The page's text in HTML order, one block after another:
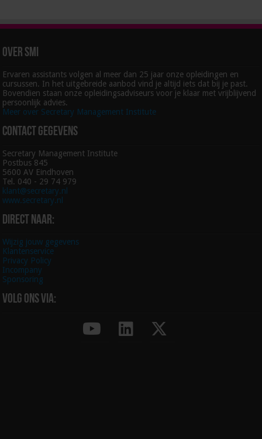
Over SMI
Ervaren assistants volgen al meer dan 25 jaar onze opleidingen en
cursussen. In het uitgebreide aanbod vind je altijd iets dat bij je past.
Bovendien staan onze opleidingsadviseurs voor je klaar met vrijblijvend
persoonlijk advies.
Meer over Secretary Management Institute
Contact gegevens
Secretary Management Institute
Postbus 845
5600 AV Eindhoven
Tel. 040 - 29 74 979
klant@secretary.nl
www.secretary.nl
Direct naar:
Wijzig jouw gegevens
Klantenservice
Privacy Policy
Incompany
Sponsoring
Volg ons via: